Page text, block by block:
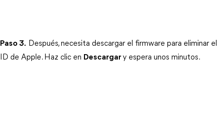
Paso 3. Después, necesita descargar el firmware para eliminar el
ID de Apple. Haz clic en Descargary espera unos minutos.